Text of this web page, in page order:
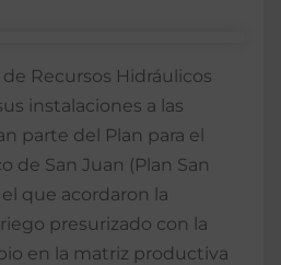
Recursos Hidráulicos
instalaciones a las
parte del Plan para el
de San Juan (Plan San
que acordaron la
presurizado con la
en la matriz productiva